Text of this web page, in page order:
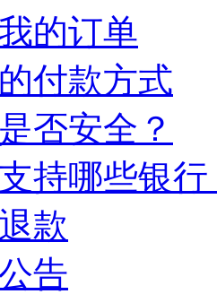
的订单
付款方式
否安全？
持哪些银行
款
告